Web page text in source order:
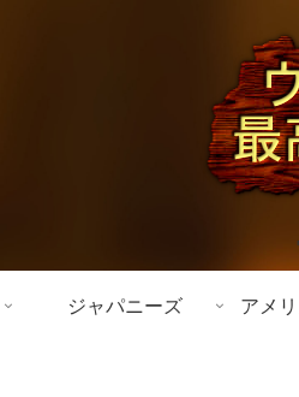
ジャパニーズ アメ